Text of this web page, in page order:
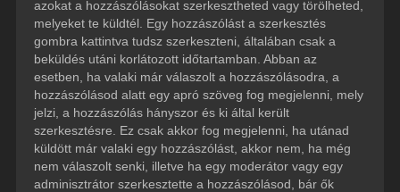
azokat a hozzászólásokat szerkesztheted vagy törölheted,
melyeket te küldtél. Egy hozzászólást a szerkesztés
gombra kattintva tudsz szerkeszteni, általában csak a
beküldés utáni korlátozott időtartamban. Abban az
esetben, ha valaki már válaszolt a hozzászólásodra, a
hozzászólásod alatt egy apró szöveg fog megjelenni, mely
jelzi, a hozzászólás hányszor és ki által került
szerkesztésre. Ez csak akkor fog megjelenni, ha utánad
küldött már valaki egy hozzászólást, akkor nem, ha még
nem válaszolt senki, illetve ha egy moderátor vagy egy
adminisztrátor szerkesztette a hozzászólásod, bár ők